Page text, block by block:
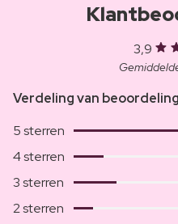
3,9
Verdeling van
5 sterren
4 sterren
3 sterren
2 sterren